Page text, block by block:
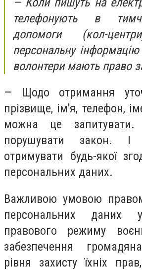
телефонують в
допомоги (кол-
персональну
волонтери мають право
— Щодо отримання
прізвище, ім'я, телефон,
можна це
порушувати закон. І
отримувати будь-якої
персональних даних.
Важливою умовою
персональних даних
правового режиму
забезпечення
рівня захисту їхніх